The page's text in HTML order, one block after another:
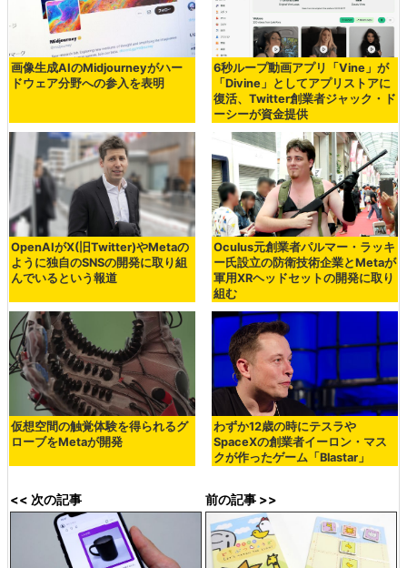
画像生成AIのMidjourneyがハー
ドウェア分野への参入を表明
6秒ループ動画アプリ「Vine」が
「Divine」としてアプリストアに
復活、Twitter創業者ジャック・ド
ーシーが資金提供
OpenAIがX(旧Twitter)やMetaの
ように独自のSNSの開発に取り組
んでいるという報道
Oculus元創業者パルマー・ラッキ
ー氏設立の防衛技術企業とMetaが
軍用XRヘッドセットの開発に取り
組む
仮想空間の触覚体験を得られるグ
ローブをMetaが開発
わずか12歳の時にテスラや
SpaceXの創業者イーロン・マス
クが作ったゲーム「Blastar」
<< 次の記事 前の記事 >>